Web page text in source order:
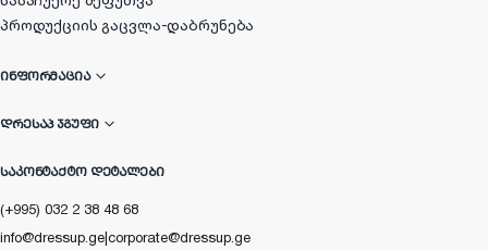
პროდუქციის გაცვლა-დაბრუნება
ᲘᲜᲤᲝᲠᲛᲐᲪᲘᲐ
ᲓᲠᲔᲡᲐᲞ ᲯᲒᲣᲤᲘ
ᲡᲐᲙᲝᲜᲢᲐᲥᲢᲝ ᲓᲔᲢᲐᲚᲔᲑᲘ
(+995) 032 2 38 48 68
info@dressup.ge|corporate@dressup.ge